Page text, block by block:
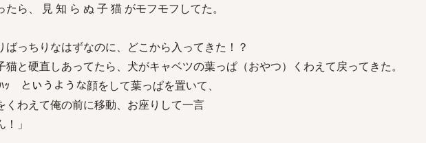
たら、 見 知 ら ぬ 子 猫 がモフモフしてた。
ばっちりなはずなのに、どこから入ってきた！？
猫と硬直しあってたら、犬がキャベツの葉っぱ（おやつ）くわえて戻ってきた。
ｯ というような顔をして葉っぱを置いて、
くわえて俺の前に移動、お座りして一言
！」